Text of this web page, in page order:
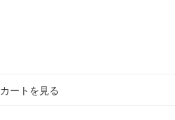
カートを見る